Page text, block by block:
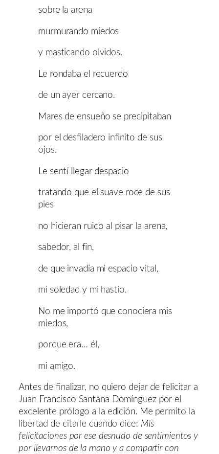
sobre la arena
murmurando miedos
y masticando olvidos.
Le rondaba el recuerdo
de un ayer cercano.
Mares de ensueño se precipitaban
por el desfiladero infinito de sus
ojos.
Le sentí llegar despacio
tratando que el suave roce de sus
pies
no hicieran ruido al pisar la arena,
sabedor, al fin,
de que invadía mi espacio vital,
mi soledad y mi hastío.
No me importó que conociera mis
miedos,
porque era… él,
mi amigo.
Antes de finalizar, no quiero dejar de felicitar a
Juan Francisco Santana Domínguez por el
excelente prólogo a la edición. Me permito la
libertad de citarle cuando dice: Mis
felicitaciones por ese desnudo de sentimientos y
por llevarnos de la mano y a compartir con